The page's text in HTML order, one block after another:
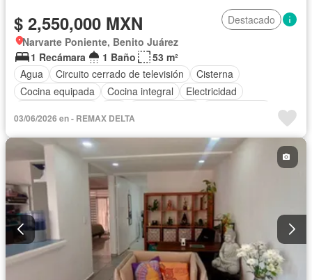
$ 2,550,000 MXN
Destacado
Narvarte Poniente, Benito Juárez
1 Recámara
1 Baño
53 m²
Agua
Circuito cerrado de televisión
Cisterna
Cocina equipada
Cocina integral
Electricidad
03/06/2026 en - REMAX DELTA